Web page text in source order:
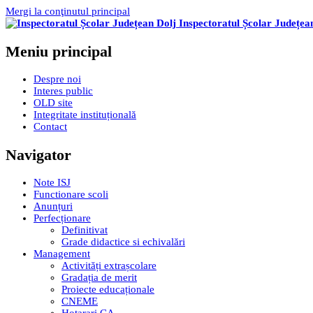
Mergi la conţinutul principal
Inspectoratul Școlar
Meniu principal
Despre noi
Interes public
OLD site
Integritate instituțională
Contact
Navigator
Note ISJ
Functionare scoli
Anunțuri
Perfecționare
Definitivat
Grade didactice si echivalări
Management
Activități extrașcolare
Gradația de merit
Proiecte educaționale
CNEME